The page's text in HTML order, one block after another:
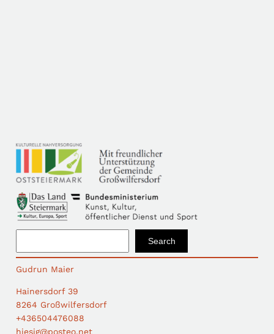
r
c
h
Search
Gudrun Maier
Hainersdorf 39
8264 Großwilfersdorf
+436504476088
hiesig@posteo.net